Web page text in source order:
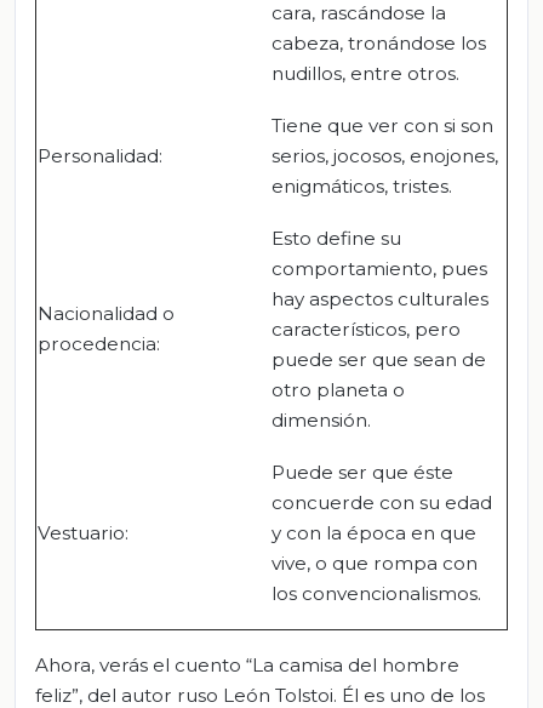
cara, rascándose la
cabeza, tronándose los
nudillos, entre otros.
Personalidad:
Tiene que ver con si son
serios, jocosos, enojones,
enigmáticos, tristes.
Nacionalidad o
procedencia:
Esto define su
comportamiento, pues
hay aspectos culturales
característicos, pero
puede ser que sean de
otro planeta o
dimensión.
Vestuario:
Puede ser que éste
concuerde con su edad
y con la época en que
vive, o que rompa con
los convencionalismos.
Ahora, verás el cuento “La camisa del hombre
feliz”, del autor ruso León Tolstoi. Él es uno de los